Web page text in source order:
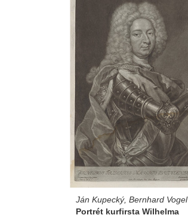
Ján Kupecký, Bernhard Vogel
Portrét kurfirsta Wilhelma